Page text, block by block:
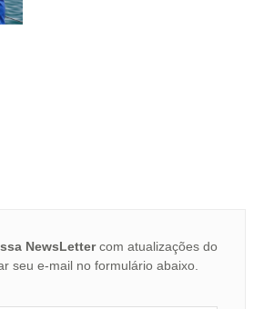
NewsLettercom atualizações do
seu e-mail no formulário abaixo.